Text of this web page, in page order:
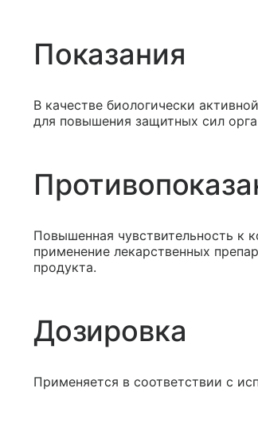
Показания
В качестве биологически
для повышения защитных сил
Повышенная чувствительность к
применение лекарственных
продукта.
Дозировка
Применяется в соответствии с